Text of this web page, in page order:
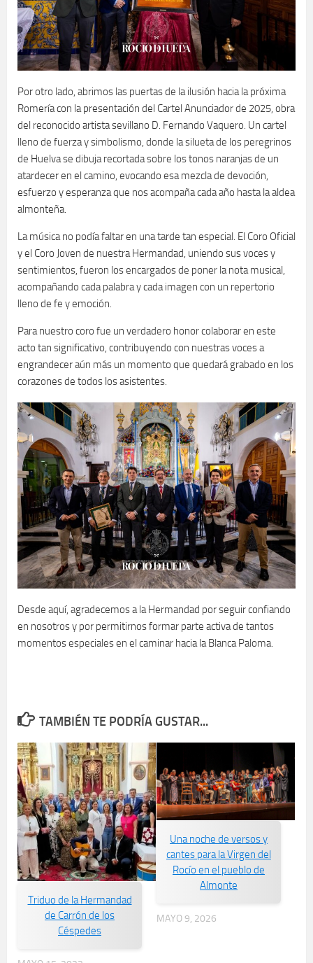
Por otro lado, abrimos las puertas de la ilusión hacia la próxima
Romería con la presentación del Cartel Anunciador de 2025, obra
del reconocido artista sevillano D. Fernando Vaquero. Un cartel
lleno de fuerza y simbolismo, donde la silueta de los peregrinos
de Huelva se dibuja recortada sobre los tonos naranjas de un
atardecer en el camino, evocando esa mezcla de devoción,
esfuerzo y esperanza que nos acompaña cada año hasta la aldea
almonteña.
La música no podía faltar en una tarde tan especial. El Coro Oficial
y el Coro Joven de nuestra Hermandad, uniendo sus voces y
sentimientos, fueron los encargados de poner la nota musical,
acompañando cada palabra y cada imagen con un repertorio
lleno de fe y emoción.
Para nuestro coro fue un verdadero honor colaborar en este
acto tan significativo, contribuyendo con nuestras voces a
engrandecer aún más un momento que quedará grabado en los
corazones de todos los asistentes.
Desde aquí, agradecemos a la Hermandad por seguir confiando
en nosotros y por permitirnos formar parte activa de tantos
momentos especiales en el caminar hacia la Blanca Paloma.
TAMBIÉN TE PODRÍA GUSTAR...
Triduo de la Hermandad
de Carrón de los
Céspedes
Una noche de versos y
cantes para la Virgen del
Rocío en el pueblo de
Almonte
MAYO 9, 2026